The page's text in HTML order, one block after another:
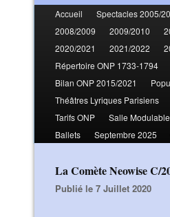
Accueil Spectacles 2005/
2008/2009
2009/2010
2020/2021
2021/2022
Répertoire ONP 1733-1794
Bilan ONP 2015/2021
Théâtres Lyriques Parisiens
Tarifs ONP
Salle Modulable
Ballets
Septembre 2025
La Comète Neowise
Publié le 7 Juillet 2020